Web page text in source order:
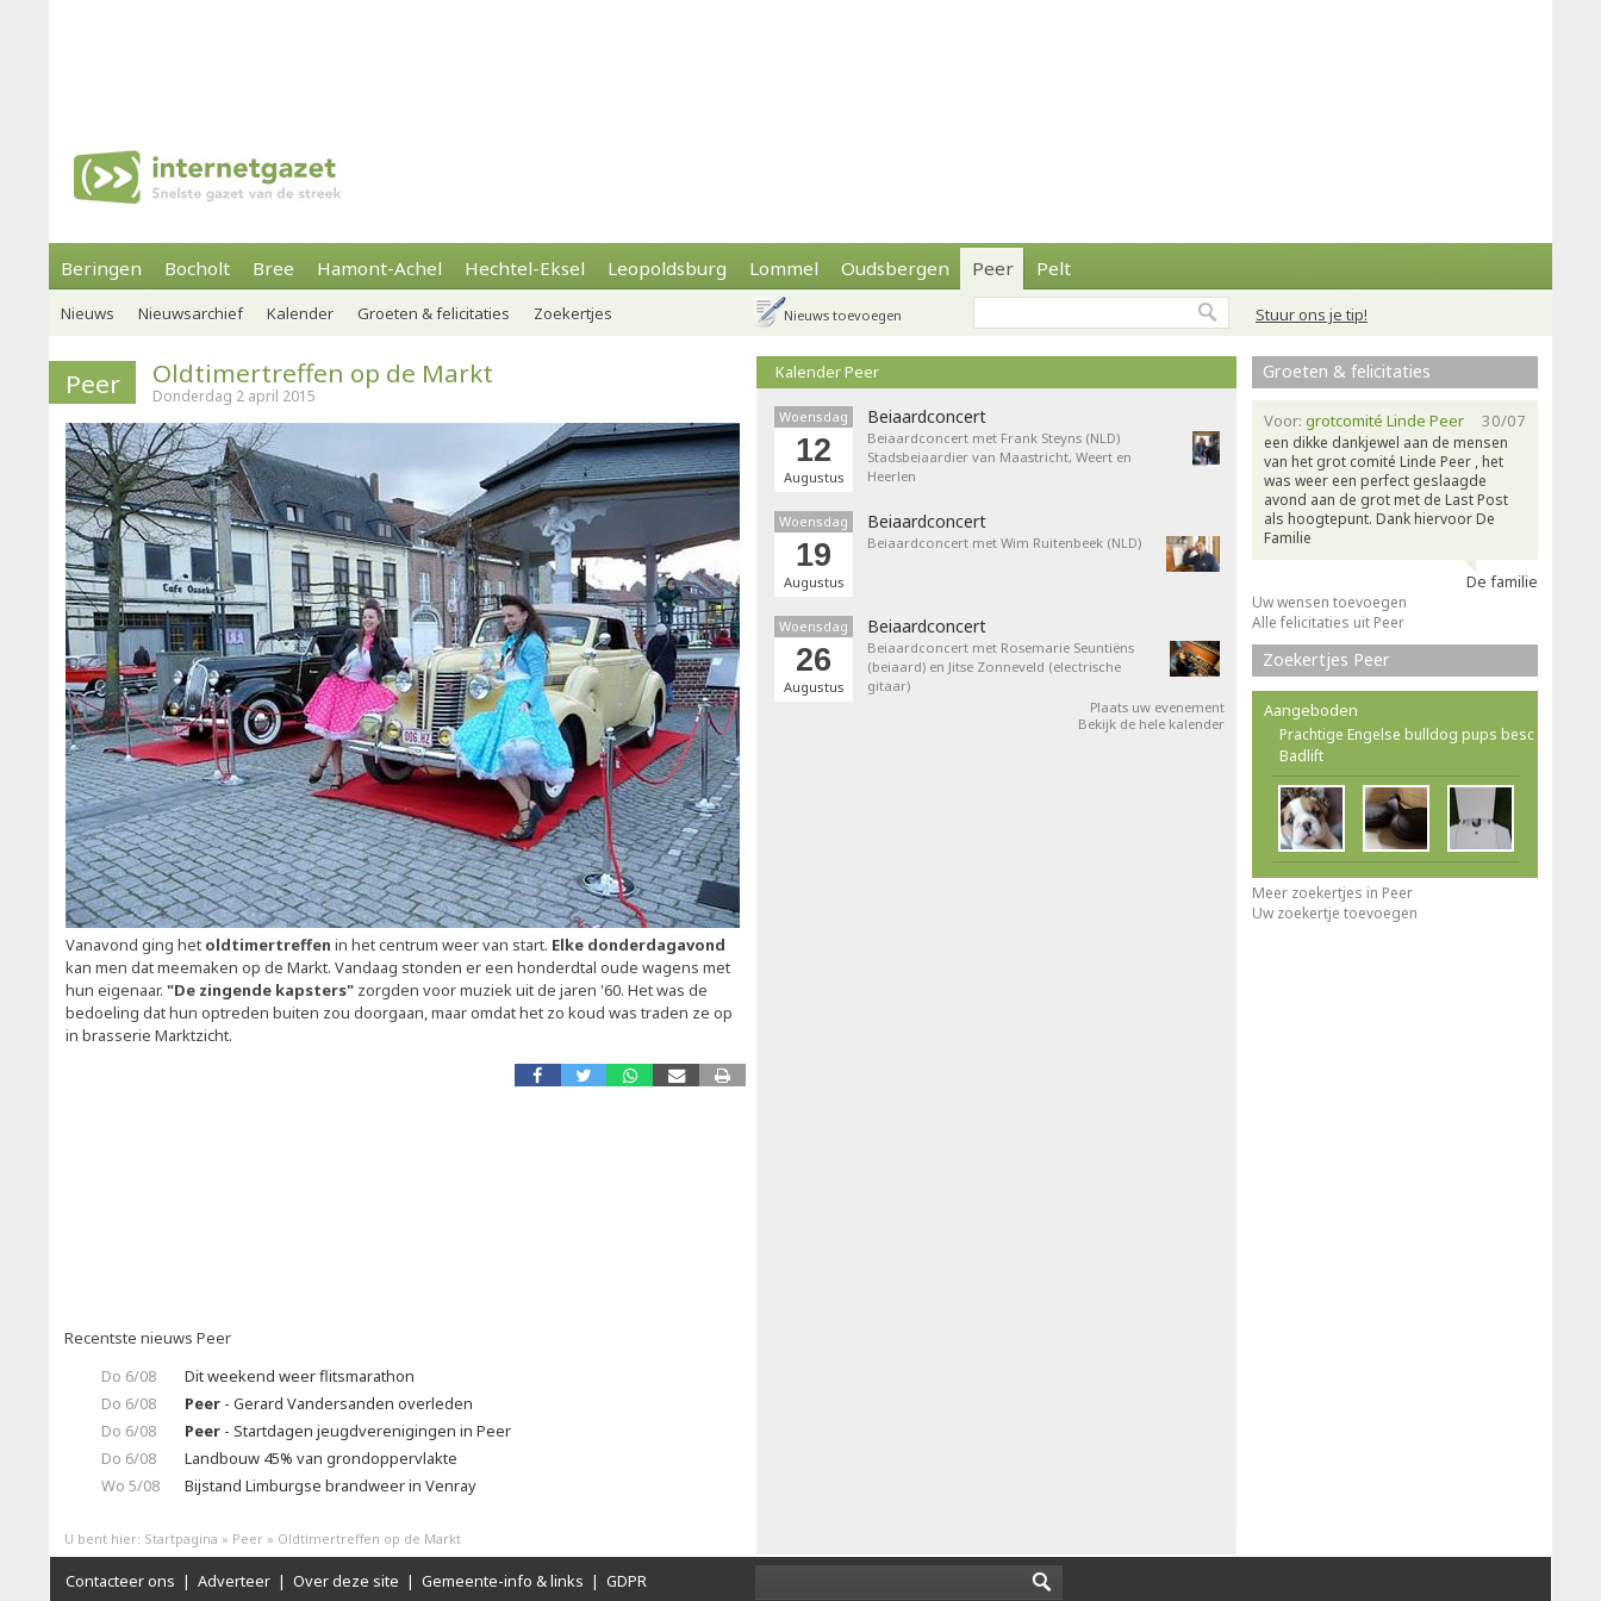
Beringen Bocholt Bree Hamont-Achel Hechtel-Eksel Leopoldsburg Lommel Oudsbergen Peer Pelt
Stuur ons je tip!
Nieuws Nieuwsarchief Kalender Groeten & felicitaties Zoekertjes Nieuws toevoegen
Peer Oldtimertreffen op de Markt
Donderdag 2 april 2015
Vanavond ging het oldtimertreffen in het centrum weer van start. Elke donderdagavond
kan men dat meemaken op de Markt. Vandaag stonden er een honderdtal oude wagens met
hun eigenaar. "De zingende kapsters" zorgden voor muziek uit de jaren '60. Het was de
bedoeling dat hun optreden buiten zou doorgaan, maar omdat het zo koud was traden ze op
in brasserie Marktzicht.
Recentste nieuws Peer
Do 6/08
Dit weekend weer flitsmarathon
Do 6/08
Peer - Gerard Vandersanden overleden
Do 6/08
Peer - Startdagen jeugdverenigingen in Peer
Do 6/08
Landbouw 45% van grondoppervlakte
Wo 5/08
Bijstand Limburgse brandweer in Venray
Kalender Peer
Woensdag
12
Augustus
Beiaardconcert
Beiaardconcert met Frank Steyns (NLD)
Stadsbeiaardier van Maastricht, Weert en
Heerlen
Woensdag
19
Augustus
Beiaardconcert
Beiaardconcert met Wim Ruitenbeek (NLD)
Woensdag
26
Augustus
Beiaardconcert
Beiaardconcert met Rosemarie Seuntiëns
(beiaard) en Jitse Zonneveld (electrische
gitaar)
Plaats uw evenement
Bekijk de hele kalender
Groeten & felicitaties
30/07
Voor: grotcomité Linde Peer
een dikke dankjewel aan de mensen
van het grot comité Linde Peer , het
was weer een perfect geslaagde
avond aan de grot met de Last Post
als hoogtepunt. Dank hiervoor De
Familie
De familie
Uw wensen toevoegen
Alle felicitaties uit Peer
Zoekertjes Peer
Aangeboden
Prachtige Engelse bulldog pups besc
Badlift
Meer zoekertjes in Peer
Uw zoekertje toevoegen
U bent hier: Startpagina » Peer » Oldtimertreffen op de Markt
Contacteer ons | Adverteer | Over deze site | Gemeente-info & links | GDPR